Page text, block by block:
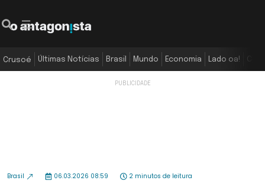
Crusoé Últimas Notícias Brasil Mundo Economia Lado oa!
Brasil 06.03.2026 08:59 2 minutos de leitura